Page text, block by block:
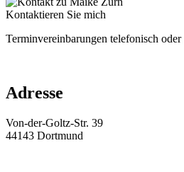
Kontaktieren Sie mich
Terminvereinbarungen telefonisch
Adresse
Von-der-Goltz-Str. 39
44143 Dortmund